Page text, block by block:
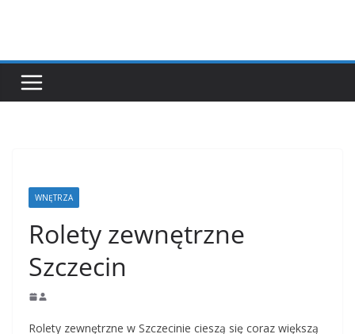
WNĘTRZA
Rolety zewnętrzne
Szczecin
Rolety zewnętrzne w Szczecinie cieszą się coraz większą